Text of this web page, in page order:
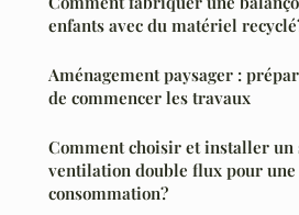
enfants avec du matériel
Aménagement paysager :
de commencer les travaux
Comment choisir et installer un
ventilation double flux pour une
consommation?